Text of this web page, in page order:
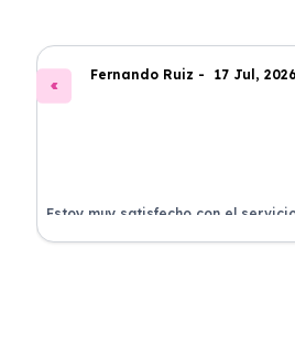
Fernando Ruiz - 17 Jul, 2026
Estoy muy satisfecho con el
Renting. El coche está en perfectas